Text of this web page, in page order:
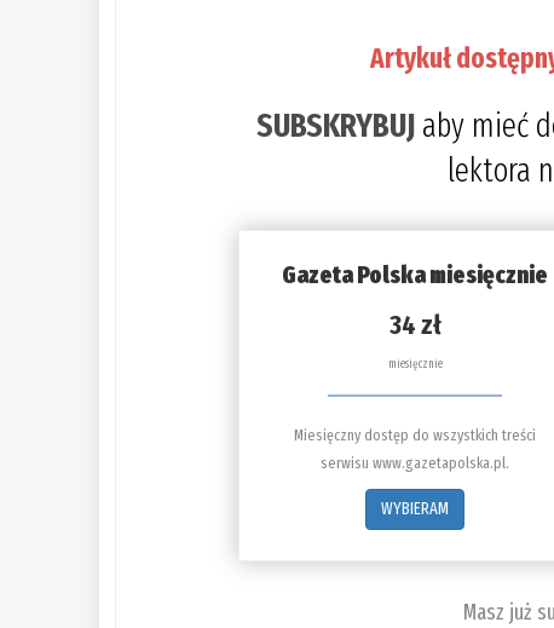
Artykuł
SUBSKRYBUJ aby mieć
lektora
Gazeta Polska miesięcznie
34 zł
miesięcznie
Miesięczny dostęp do wszystkich treści
serwisu www.gazetapolska.pl.
WYBIERAM
Masz już